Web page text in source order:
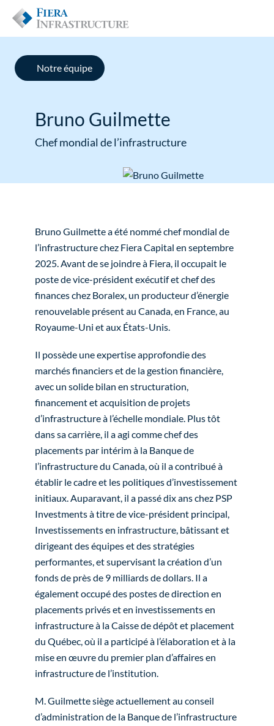
Notre équipe
Bruno Guilmette
Chef mondial de l’infrastructure
Bruno Guilmette a été nommé chef mondial de
l’infrastructure chez Fiera Capital en septembre
2025. Avant de se joindre à Fiera, il occupait le
poste de vice-président exécutif et chef des
finances chez Boralex, un producteur d’énergie
renouvelable présent au Canada, en France, au
Royaume-Uni et aux États-Unis.
Il possède une expertise approfondie des
marchés financiers et de la gestion financière,
avec un solide bilan en structuration,
financement et acquisition de projets
d’infrastructure à l’échelle mondiale. Plus tôt
dans sa carrière, il a agi comme chef des
placements par intérim à la Banque de
l’infrastructure du Canada, où il a contribué à
établir le cadre et les politiques d’investissement
initiaux. Auparavant, il a passé dix ans chez PSP
Investments à titre de vice-président principal,
Investissements en infrastructure, bâtissant et
dirigeant des équipes et des stratégies
performantes, et supervisant la création d’un
fonds de près de 9 milliards de dollars. Il a
également occupé des postes de direction en
placements privés et en investissements en
infrastructure à la Caisse de dépôt et placement
du Québec, où il a participé à l’élaboration et à la
mise en œuvre du premier plan d’affaires en
infrastructure de l’institution.
M. Guilmette siège actuellement au conseil
d’administration de la Banque de l’infrastructure